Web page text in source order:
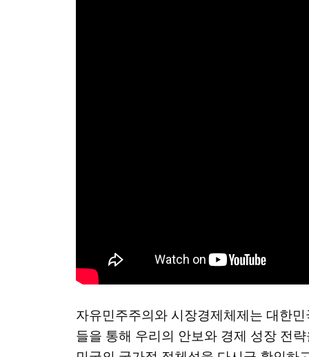
자유민주주의와 시장경제체제는 대한
들을 통해 우리의 안보와 경제 성장 전